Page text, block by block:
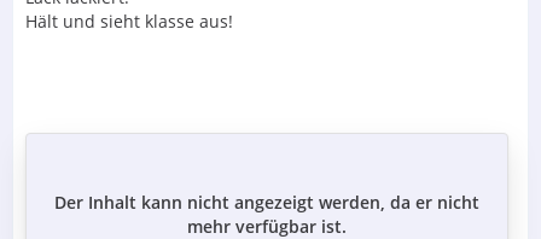
Hält und sieht klasse aus!
Der Inhalt kann nicht angezeigt werden, da er nicht
mehr verfügbar ist.